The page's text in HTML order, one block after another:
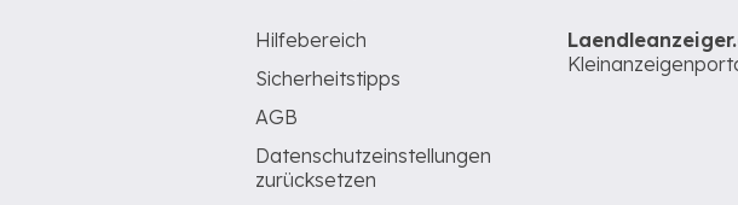
Hilfebereich
Sicherheitstipps
AGB
Datenschutzeinstellungen
zurücksetzen